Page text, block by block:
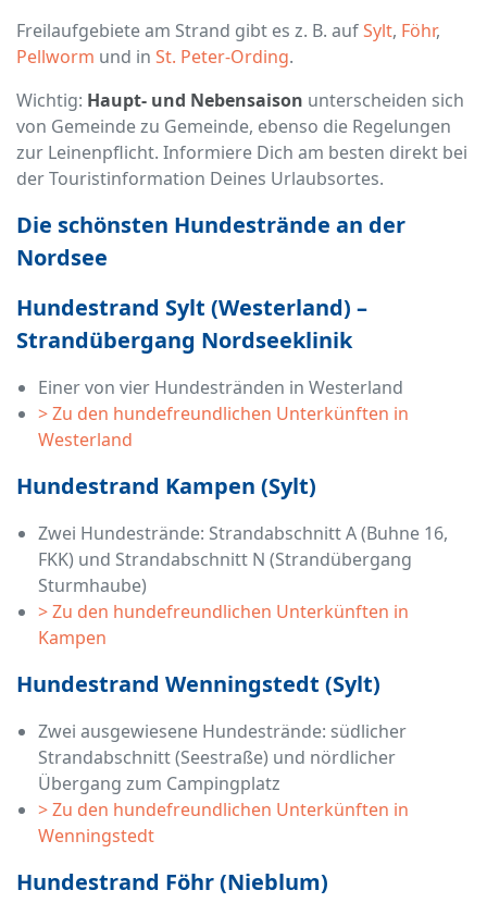
Freilaufgebiete am Strand gibt es z. B. aufSylt, Föhr,
Pellworm und in St. Peter-Ording.
Wichtig: Haupt- und Nebensaison unterscheiden sich
von Gemeinde zu Gemeinde, ebenso die Regelungen
zur Leinenpflicht. Informiere Dich am besten direkt bei
der Touristinformation Deines Urlaubsortes.
Die schönsten Hundestrände an der
Nordsee
Hundestrand Sylt (Westerland) –
Strandübergang Nordseeklinik
Einer von vier Hundestränden in Westerland
> Zu den hundefreundlichen Unterkünften in
Westerland
Hundestrand Kampen (Sylt)
Zwei Hundestrände: Strandabschnitt A (Buhne 16,
FKK) und Strandabschnitt N (Strandübergang
Sturmhaube)
> Zu den hundefreundlichen Unterkünften in
Kampen
Hundestrand Wenningstedt (Sylt)
Zwei ausgewiesene Hundestrände: südlicher
Strandabschnitt (Seestraße) und nördlicher
Übergang zum Campingplatz
> Zu den hundefreundlichen Unterkünften in
Wenningstedt
Hundestrand Föhr (Nieblum)